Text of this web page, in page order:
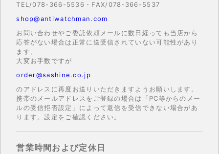
TEL/078-366-5536・FAX/078-366-5537
shop@antiwatchman.com
お問い合わせやご委託依頼メールに数日経っても当店から
応答がない場合は正常に送受信されていない可能性があり
ます。
大変お手数ですが
order@sashine.co.jp
のアドレスに再度お送りいただきますようお願いします。
携帯のメールアドレスをご登録の場合は「PC等からのメー
ルの受信拒否設定」によって返信を受信できない場合があ
ります。設定をご確認ください。
営業時間および定休日